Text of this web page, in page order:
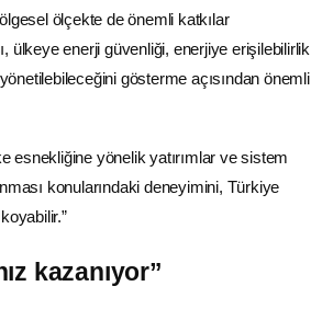
ölçekte de önemli katkılar
ülkeye enerji güvenliği, enerjiye erişilebilirlik
gösterme açısından önemli
esnekliğine yönelik yatırımlar ve sistem
konularındaki deneyimini, Türkiye
kazanıyor”